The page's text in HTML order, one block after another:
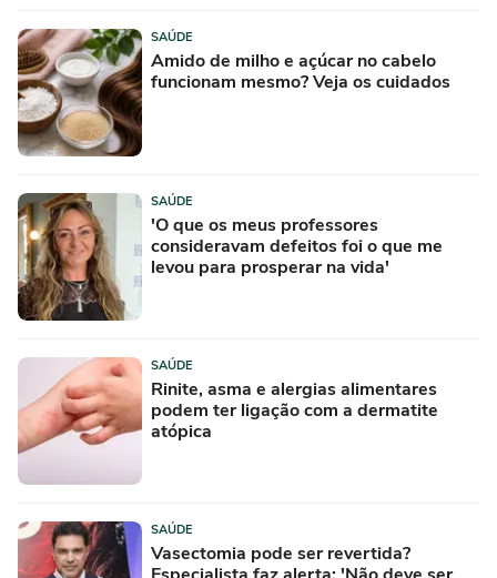
SAÚDE
Amido de milho e açúcar no cabelo
funcionam mesmo? Veja os cuidados
SAÚDE
'O que os meus professores
consideravam defeitos foi o que me
levou para prosperar na vida'
SAÚDE
Rinite, asma e alergias alimentares
podem ter ligação com a dermatite
atópica
SAÚDE
Vasectomia pode ser revertida?